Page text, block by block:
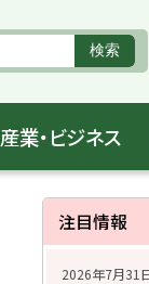
検索実
行
産業・ビジネス
サ
イ
注目情報
2026年7月31